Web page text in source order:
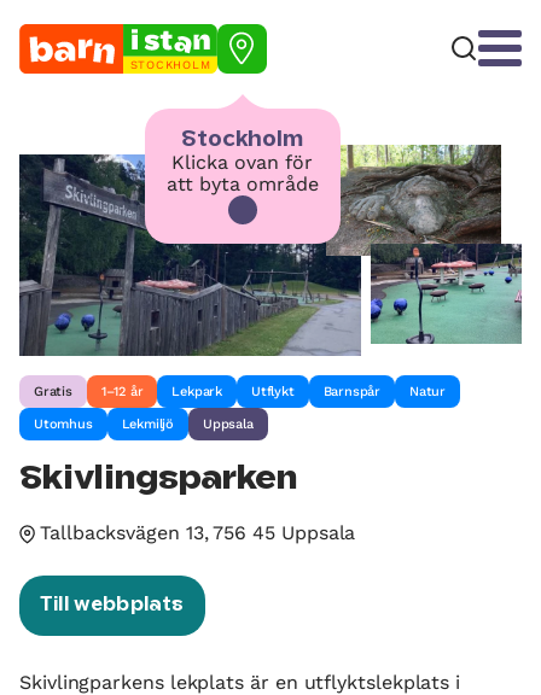
STOCKHOLM
Stockholm
Klicka ovan för
att byta område
Gratis 1–12 år Lekpark Utflykt Barnspår Natur
Utomhus Lekmiljö Uppsala
Skivlingsparken
Tallbacksvägen 13, 756 45 Uppsala
Till webbplats
Skivlingparkens lekplats är en utflyktslekplats i